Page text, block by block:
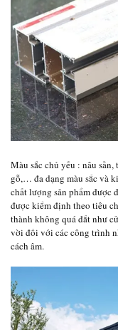
Màu sắc chủ yếu : nâu
gỗ,… đa dạng màu sắc và
chất lượng sản phẩm được
được kiểm định theo tiêu
thành không quá đắt như
vời đối với các công trình
cách âm.